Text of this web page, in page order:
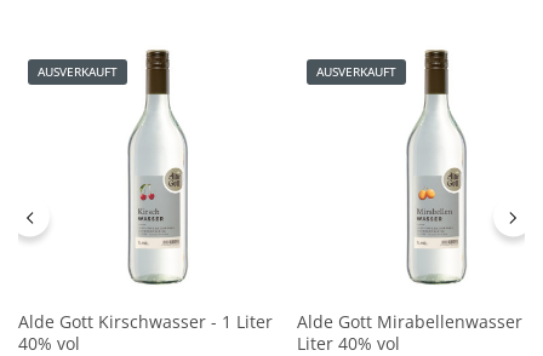
AUSVERKAUFT
Alde Gott Kirschwasser - 1 Liter
40% vol
AUSVERKAUFT
Alde Gott Mirabellenwasser -
Liter 40% vol